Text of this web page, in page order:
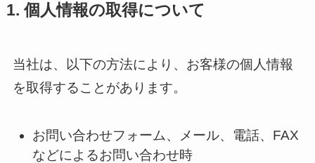
1. 個人情報の取得について
当社は、以下の方法により、お客様の個人情報
を取得することがあります。
お問い合わせフォーム、メール、電話、FAX
などによるお問い合わせ時